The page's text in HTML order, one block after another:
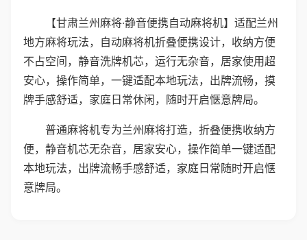
【甘肃兰州麻将·静音便携自动麻将机】适配兰州
地方麻将玩法，自动麻将机折叠便携设计，收纳方便
不占空间，静音洗牌机芯，运行无杂音，居家使用超
安心，操作简单，一键适配本地玩法，出牌流畅，摸
牌手感舒适，家庭日常休闲，随时开启惬意牌局。
普通麻将机专为兰州麻将打造，折叠便携收纳方
便，静音机芯无杂音，居家安心，操作简单一键适配
本地玩法，出牌流畅手感舒适，家庭日常随时开启惬
意牌局。